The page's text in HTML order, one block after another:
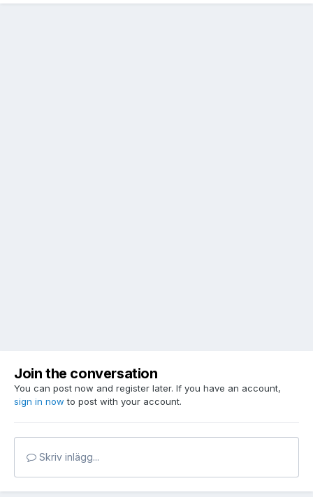
Join the conversation
You can post now and register later. If you have an account,
sign in now to post with your account.
Skriv inlägg...